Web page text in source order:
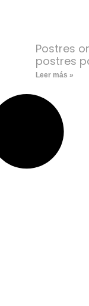
Postres
postres
Leer más »